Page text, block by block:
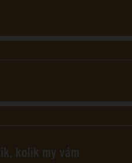
kolik my vám